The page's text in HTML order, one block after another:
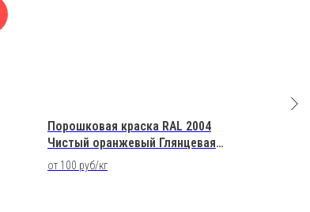
Порошковая краска RAL 2004
Чистый оранжевый Глянцевая
Полиэфирная
от 100 руб/кг